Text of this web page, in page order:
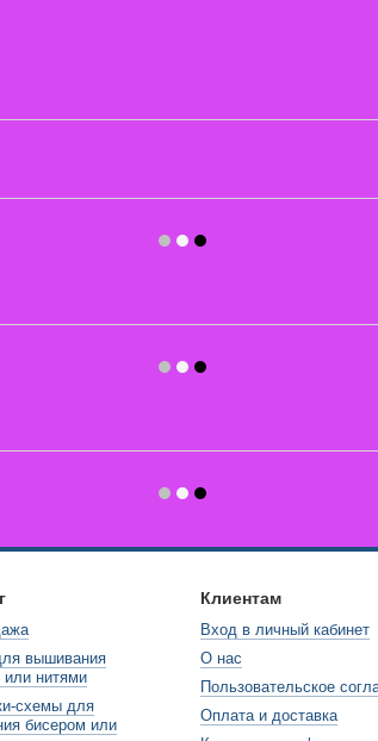
вышивания
или нитями
схемы для
бисером или
Клиентам
Вход в личный кабинет
О нас
Пользовательское
Оплата и доставка